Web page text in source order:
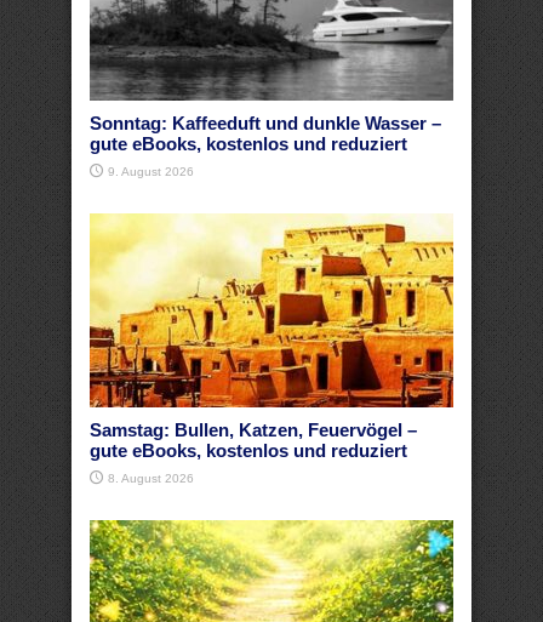
Sonntag: Kaffeeduft und dunkle Wasser –
gute eBooks, kostenlos und reduziert
9. August 2026
Samstag: Bullen, Katzen, Feuervögel –
gute eBooks, kostenlos und reduziert
8. August 2026